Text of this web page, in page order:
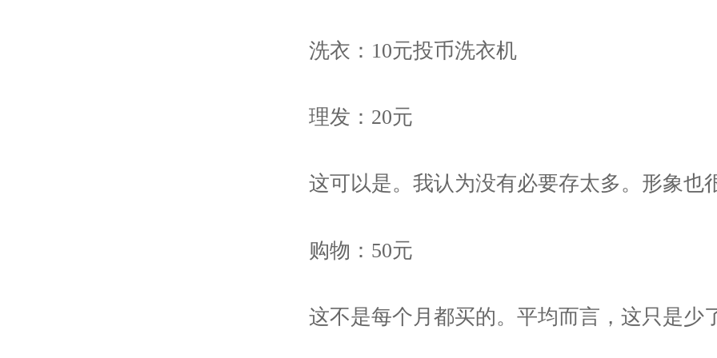
洗衣：10元投币洗衣机
理发：20元
这可以是。我认为没有必要存太多。形象也
购物：50元
这不是每个月都买的。平均而言，这只是少